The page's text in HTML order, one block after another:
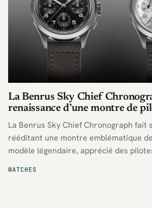
WATCHES
La Benrus Sky Chief
renaissance d’une montre de
La Benrus Sky Chief Chronograph fait
rééditant une montre emblématique
modèle légendaire, apprécié des